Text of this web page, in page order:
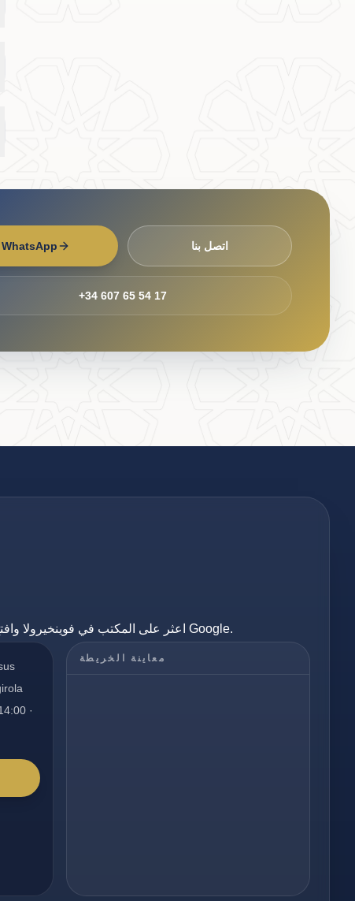
WhatsApp اتصل بنا
+34 607 65 54 17
اعثر على المكتب في فوينخيرولا وافتح المسار مباشرة عبر خرائط Google.
·
معاينة الخريطة